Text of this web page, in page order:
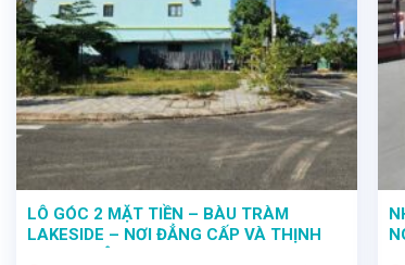
LÔ GÓC 2 MẶT TIỀN – BÀU TRÀM
LAKESIDE – NƠI ĐẲNG CẤP VÀ THỊNH